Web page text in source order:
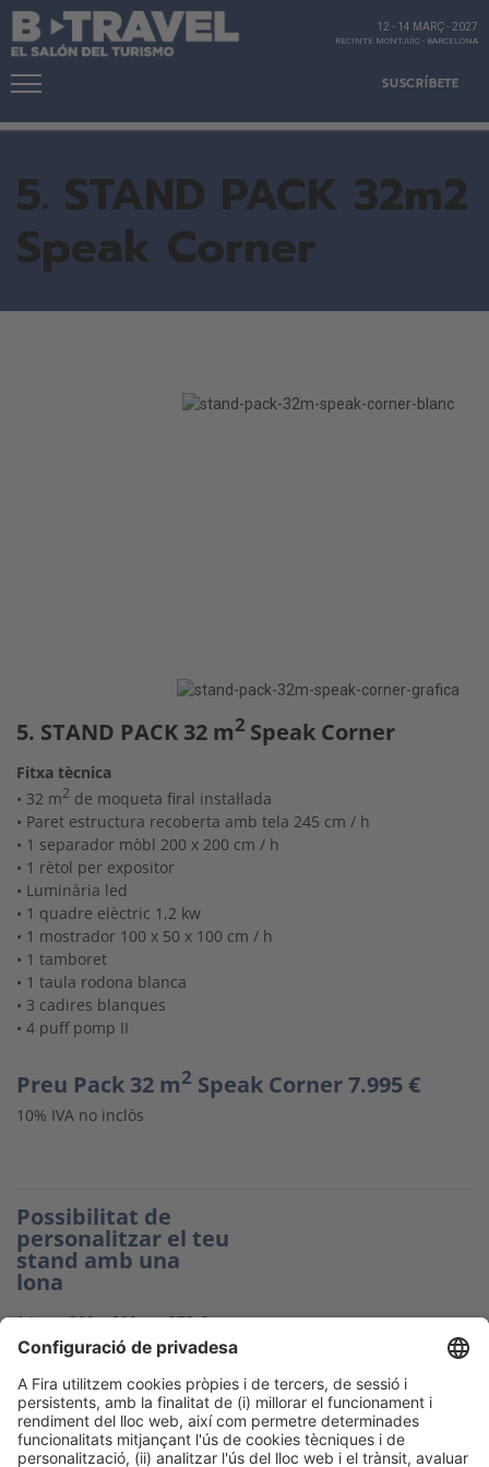
SUSCRÍBETE
12 - 14 MARÇ-2027
RECINTE MONTJUÏC - BARCELONA
5. STAND PACK 32m2
Speak Corner
5. STAND PACK 32 m2 Speak Corner
Fitxa tècnica
• 32 m2 de moqueta firal instal·lada
• Paret estructura recoberta amb tela 245 cm / h
• 1 separador mòbl 200 x 200 cm / h
• 1 rètol per expositor
• Luminària led
• 1 quadre elèctric 1,2 kw
• 1 mostrador 100 x 50 x 100 cm / h
• 1 tamboret
• 1 taula rodona blanca
• 3 cadires blanques
• 4 puff pomp II
Preu Pack 32 m2 Speak Corner 7.995 €
10% IVA no inclòs
Possibilitat de
personalitzar el teu
stand amb una
lona
1 Lona 200 x 200 cm373 €
2 Lones 200 x 200 cm659,92€
Possibilitat de
personalitzar el
separador amb